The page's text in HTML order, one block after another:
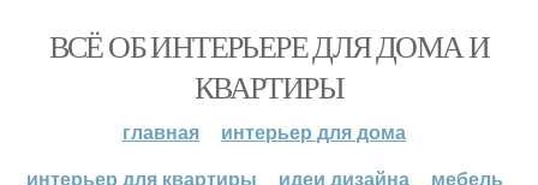
ВСЁ ОБ ИНТЕРЬЕРЕ ДЛЯ ДОМА И
КВАРТИРЫ
главная
интерьер для дома
интерьер для квартиры
идеи дизайна мебель